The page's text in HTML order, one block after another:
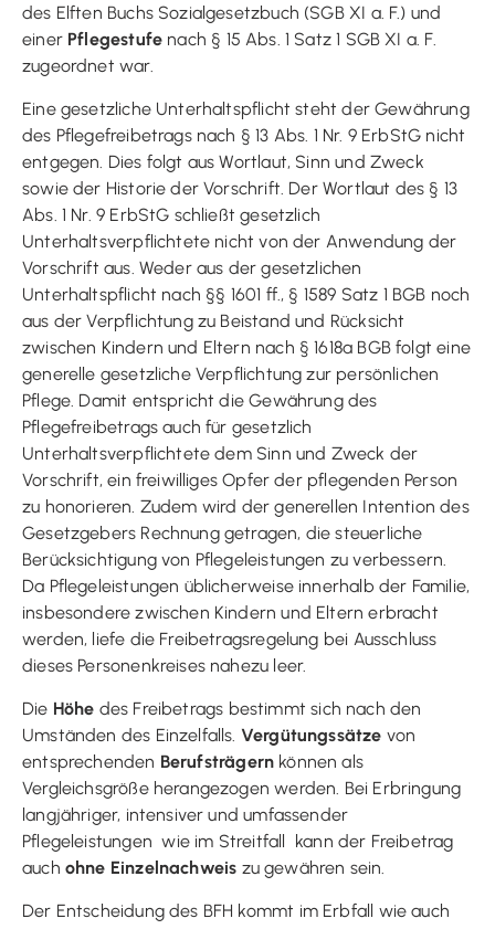
des Elften Buchs Sozialgesetzbuch (SGB XI a. F.) und
einer Pflegestufe nach § 15 Abs. 1 Satz 1 SGB XI a. F.
zugeordnet war.
Eine gesetzliche Unterhaltspflicht steht der Gewährung
des Pflegefreibetrags nach § 13 Abs. 1 Nr. 9 ErbStG nicht
entgegen. Dies folgt aus Wortlaut, Sinn und Zweck
sowie der Historie der Vorschrift. Der Wortlaut des § 13
Abs. 1 Nr. 9 ErbStG schließt gesetzlich
Unterhaltsverpflichtete nicht von der Anwendung der
Vorschrift aus. Weder aus der gesetzlichen
Unterhaltspflicht nach §§ 1601 ff., § 1589 Satz 1 BGB noch
aus der Verpflichtung zu Beistand und Rücksicht
zwischen Kindern und Eltern nach § 1618a BGB folgt eine
generelle gesetzliche Verpflichtung zur persönlichen
Pflege. Damit entspricht die Gewährung des
Pflegefreibetrags auch für gesetzlich
Unterhaltsverpflichtete dem Sinn und Zweck der
Vorschrift, ein freiwilliges Opfer der pflegenden Person
zu honorieren. Zudem wird der generellen Intention des
Gesetzgebers Rechnung getragen, die steuerliche
Berücksichtigung von Pflegeleistungen zu verbessern.
Da Pflegeleistungen üblicherweise innerhalb der Familie,
insbesondere zwischen Kindern und Eltern erbracht
werden, liefe die Freibetragsregelung bei Ausschluss
dieses Personenkreises nahezu leer.
Die Höhe des Freibetrags bestimmt sich nach den
Umständen des Einzelfalls. Vergütungssätze von
entsprechenden Berufsträgern können als
Vergleichsgröße herangezogen werden. Bei Erbringung
langjähriger, intensiver und umfassender
Pflegeleistungen  wie im Streitfall  kann der Freibetrag
auch ohne Einzelnachweis zu gewähren sein.
Der Entscheidung des BFH kommt im Erbfall wie auch